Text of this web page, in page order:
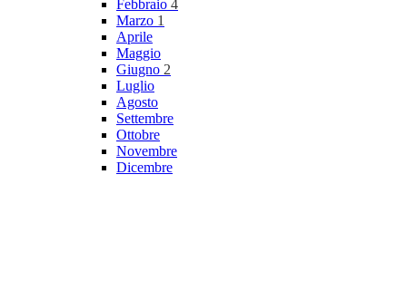
Febbraio 4
Marzo 1
Aprile
Maggio
Giugno 2
Luglio
Agosto
Settembre
Ottobre
Novembre
Dicembre